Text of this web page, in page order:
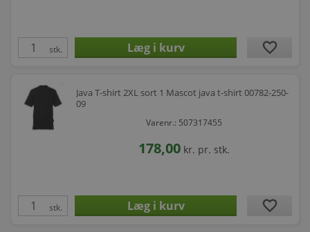
stk. favorite
Java T-shirt 2XL sort 1 Mascot java t-shirt 00782-250-
09
Varenr.: 507317455
178,00 kr. pr. stk.
stk. favorite